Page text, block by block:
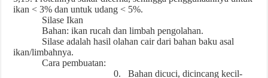
ikan < 3% dan untuk udang < 5%.
Silase Ikan
Bahan: ikan rucah dan limbah pengolahan.
Silase adalah hasil olahan cair dari bahan baku asal
ikan/limbahnya.
Cara pembuatan:
0.
Bahan dicuci, dicincang kecil-